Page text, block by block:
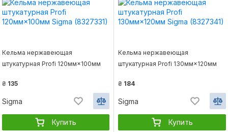
Кельма нержавеющая
штукатурная Profi 120мм×100мм
₴ 135
Sigma
Купить
Кельма нержавеющая
штукатурная Profi 130мм×120мм
₴ 184
Sigma
Купить